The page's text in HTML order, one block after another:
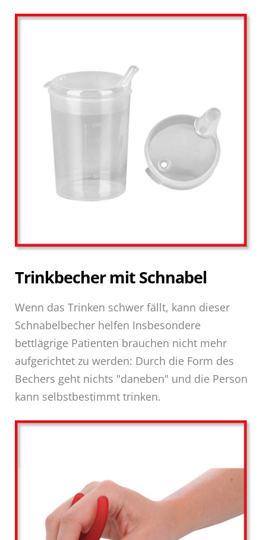
Trinkbecher mit Schnabel
Wenn das Trinken schwer fällt, kann dieser
Schnabelbecher helfen Insbesondere
bettlägrige Patienten brauchen nicht mehr
aufgerichtet zu werden: Durch die Form des
Bechers geht nichts "daneben" und die Person
kann selbstbestimmt trinken.